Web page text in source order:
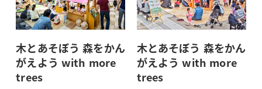
木とあそぼう 森をかん
がえよう with more
trees
木とあそぼう 森をかん
がえよう with more
trees